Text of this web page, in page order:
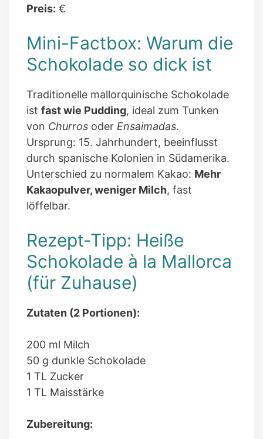
Preis: €
Mini-Factbox: Warum die
Schokolade so dick ist
Traditionelle mallorquinische Schokolade
ist fast wie Pudding, ideal zum Tunken
von Churros oder Ensaimadas.
Ursprung: 15. Jahrhundert, beeinflusst
durch spanische Kolonien in Südamerika.
Unterschied zu normalem Kakao: Mehr
Kakaopulver, weniger Milch, fast
löffelbar.
Rezept-Tipp: Heiße
Schokolade à la Mallorca
(für Zuhause)
Zutaten (2 Portionen):
200 ml Milch
50 g dunkle Schokolade
1 TL Zucker
1 TL Maisstärke
Zubereitung: